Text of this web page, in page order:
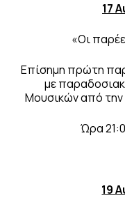
17
«Οι
Επίσημη πρώτη
με
Μουσικών από
Ώρα
19